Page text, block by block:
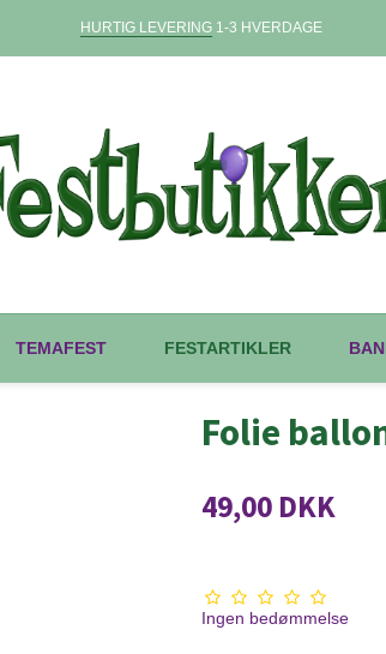
HURTIG LEVERING1-3 HVERDAGE
TEMAFEST FESTARTIKLER
Folie
49,00 DKK
Ingen bedømmelse